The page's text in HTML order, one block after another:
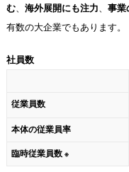
む、 海外展開にも注力、 事業
有数の大企業でもあります。
社員数
従業員数
本体の従業員率
臨時従業員数 ※